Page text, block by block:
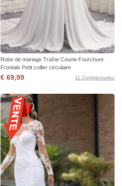
Robe de mariage Traîne Courte Fourchure
Frontale Petit collier circulaire
€ 69,99 11 Commentaires